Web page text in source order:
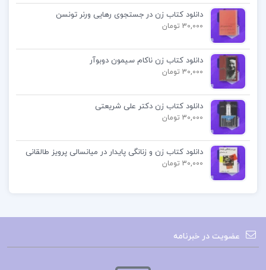
عمیقی را در او برمی‌انگیزد. بسیاری از منتقدان ادبی،
«ظل الله» را به عنوان یکی از برترین آثار ادبیات
حبسیه در دوران معاصر تحسین کرده‌اند.
📌فهرست مطالب کتاب ظل الله رضا براهنی:
مقدمه
بخش دوم
بخش سوم
و …
خرید کتاب ظل الله رضا براهنی
دانلود کتاب زن در جستجوی رهایی ورنر تونسن
30,000 تومان
دانلود کتاب زن ناکام سیمون دوبوآر
30,000 تومان
دانلود کتاب زن دکتر علی شریعتی
30,000 تومان
دانلود کتاب زن و زنانگی پایدار در میانسالی پرویز طالقانی
30,000 تومان
عضویت در خبرنامه